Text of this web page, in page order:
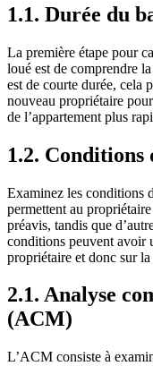
1.1. Durée du
La première étape pour
loué est de comprendre
est de courte durée, cela
nouveau propriétaire
de l’appartement plus
1.2.
Examinez les conditions
permettent au
préavis, tandis que
conditions peuvent avoir
propriétaire et donc sur
2.1. Analyse
(ACM)
L’ACM consiste à